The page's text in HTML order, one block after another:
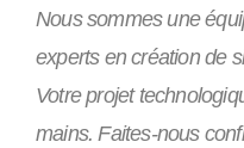
Nous sommes une
experts en création de
Votre projet
mains. Faites-nous